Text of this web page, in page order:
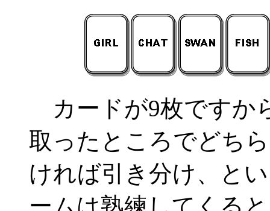
カードが9枚ですか
取ったところでどち
ければ引き分け、と